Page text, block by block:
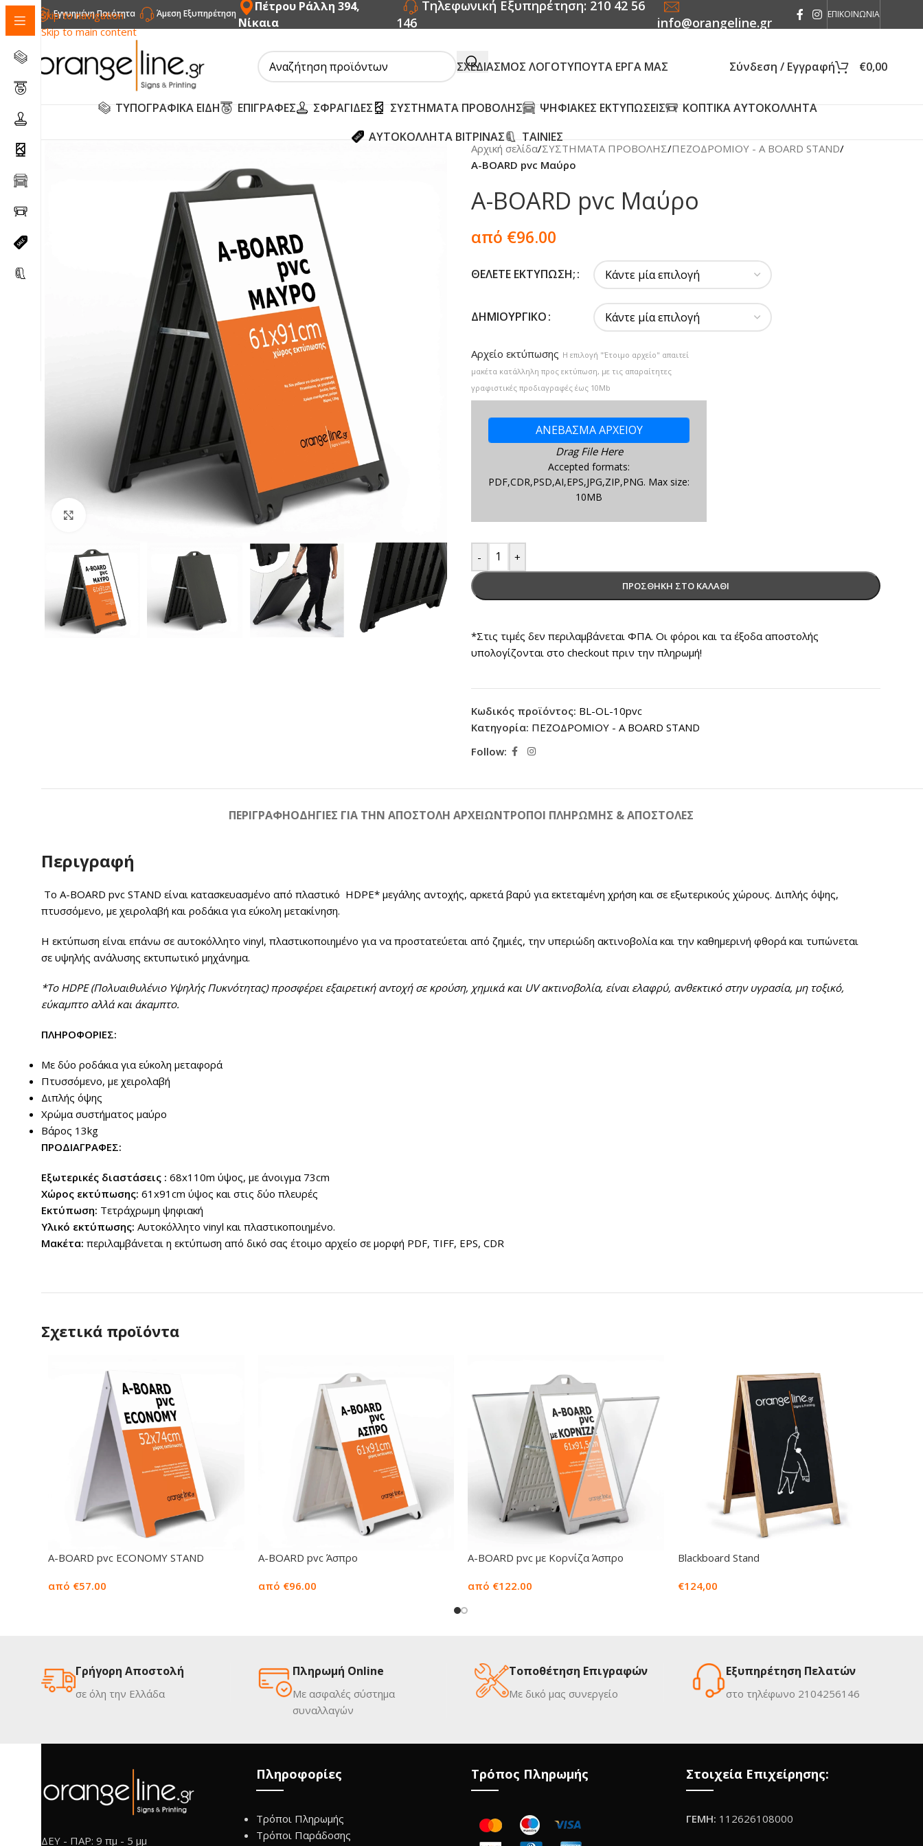
Skip to navigation
Skip to main content
Εγγυημένη Ποιότητα Άμεση Εξυπηρέτηση
Πέτρου Ράλλη 394,
Νίκαια
Τηλεφωνική Εξυπηρέτηση: 210 42 56
146
info@orangeline.gr
ΕΠΙΚΟΙΝΩΝΙΑ
ΣΧΕΔΙΑΣΜΟΣ ΛΟΓΟΤΥΠΟΥΤΑ ΕΡΓΑ ΜΑΣ Σύνδεση / Εγγραφή €0,00
ΤΥΠΟΓΡΑΦΙΚΑ ΕΙΔΗ ΕΠΙΓΡΑΦΕΣ ΣΦΡΑΓΙΔΕΣ ΣΥΣΤΗΜΑΤΑ ΠΡΟΒΟΛΗΣ ΨΗΦΙΑΚΕΣ ΕΚΤΥΠΩΣΕΙΣ
ΚΟΠΤΙΚΑ ΑΥΤΟΚΟΛΛΗΤΑ
ΑΥΤΟΚΟΛΛΗΤΑ ΒΙΤΡΙΝΑΣ
ΤΑΙΝΙΕΣ
Κλικ για μεγέθυνση
Αρχική σελίδα/ΣΥΣΤΗΜΑΤΑ ΠΡΟΒΟΛΗΣ/ΠΕΖΟΔΡΟΜΙΟΥ - Α BOARD STAND/
A-BOARD pvc Μαύρο
A-BOARD pvc Μαύρο
από €96.00
ΘΈΛΕΤΕ ΕΚΤΎΠΩΣΗ;
ΔΗΜΙΟΥΡΓΙΚΌ
Αρχείο εκτύπωσης Η επιλογή "Έτοιμο αρχείο" απαιτεί
μακέτα κατάλληλη προς εκτύπωση, με τις απαραίτητες
γραφιστικές προδιαγραφές έως 10Mb
ΑΝΕΒΑΣΜΑ ΑΡΧΕΙΟΥ
Drag File Here
Accepted formats:
PDF,CDR,PSD,AI,EPS,JPG,ZIP,PNG. Max size:
10MB
- +
ΠΡΟΣΘΉΚΗ ΣΤΟ ΚΑΛΆΘΙ
*Στις τιμές δεν περιλαμβάνεται ΦΠΑ. Οι φόροι και τα έξοδα αποστολής
υπολογίζονται στο checkout πριν την πληρωμή!
Κωδικός προϊόντος: BL-OL-10pvc
Κατηγορία: ΠΕΖΟΔΡΟΜΙΟΥ - Α BOARD STAND
Follow:
ΠΕΡΙΓΡΑΦΉΟΔΗΓΙΕΣ ΓΙΑ ΤΗΝ ΑΠΟΣΤΟΛΗ ΑΡΧΕΙΩΝΤΡΟΠΟΙ ΠΛΗΡΩΜΗΣ & ΑΠΟΣΤΟΛΕΣ
Περιγραφή
Το A-BOARD pvc STAND είναι κατασκευασμένο από πλαστικό HDPE* μεγάλης αντοχής, αρκετά βαρύ για εκτεταμένη χρήση και σε εξωτερικούς χώρους. Διπλής όψης,
πτυσσόμενο, με χειρολαβή και ροδάκια για εύκολη μετακίνηση.
Η εκτύπωση είναι επάνω σε αυτοκόλλητο vinyl, πλαστικοποιημένο για να προστατεύεται από ζημιές, την υπεριώδη ακτινοβολία και την καθημερινή φθορά και τυπώνεται
σε υψηλής ανάλυσης εκτυπωτικό μηχάνημα.
*Το HDPE (Πολυαιθυλένιο Υψηλής Πυκνότητας) προσφέρει εξαιρετική αντοχή σε κρούση, χημικά και UV ακτινοβολία, είναι ελαφρύ, ανθεκτικό στην υγρασία, μη τοξικό,
εύκαμπτο αλλά και άκαμπτο.
ΠΛΗΡΟΦΟΡΙΕΣ:
Με δύο ροδάκια για εύκολη μεταφορά
Πτυσσόμενο, με χειρολαβή
Διπλής όψης
Χρώμα συστήματος μαύρο
Βάρος 13kg
ΠΡΟΔΙΑΓΡΑΦΕΣ:
Εξωτερικές διαστάσεις : 68x110m ύψος, με άνοιγμα 73cm
Χώρος εκτύπωσης: 61x91cm ύψος και στις δύο πλευρές
Εκτύπωση: Τετράχρωμη ψηφιακή
Υλικό εκτύπωσης: Αυτοκόλλητο vinyl και πλαστικοποιημένο.
Μακέτα: περιλαμβάνεται η εκτύπωση από δικό σας έτοιμο αρχείο σε μορφή PDF, TIFF, EPS, CDR
Σχετικά προϊόντα
Α-BOARD pvc ECONOMY STAND
από €57.00
A-BOARD pvc Άσπρο
από €96.00
A-BOARD pvc με Κορνίζα Άσπρο
από €122.00
Blackboard Stand
€124,00
Γρήγορη Αποστολή
σε όλη την Ελλάδα
Πληρωμή Online
Με ασφαλές σύστημα
συναλλαγών
Τοποθέτηση Επιγραφών
Με δικό μας συνεργείο
Εξυπηρέτηση Πελατών
στο τηλέφωνο 2104256146
ΔΕΥ - ΠΑΡ: 9 πμ - 5 μμ
Πληροφορίες
Τρόποι Πληρωμής
Τρόποι Παράδοσης
Τρόπος Πληρωμής Στοιχεία Επιχείρησης:
ΓΕΜΗ: 112626108000